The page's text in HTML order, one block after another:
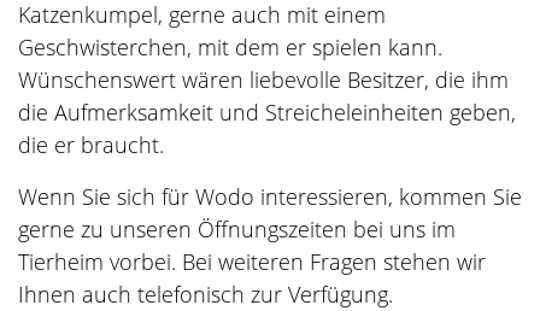
Katzenkumpel, gerne auch mit einem
Geschwisterchen, mit dem er spielen kann.
Wünschenswert wären liebevolle Besitzer, die ihm
die Aufmerksamkeit und Streicheleinheiten geben,
die er braucht.
Wenn Sie sich für Wodo interessieren, kommen Sie
gerne zu unseren Öffnungszeiten bei uns im
Tierheim vorbei. Bei weiteren Fragen stehen wir
Ihnen auch telefonisch zur Verfügung.